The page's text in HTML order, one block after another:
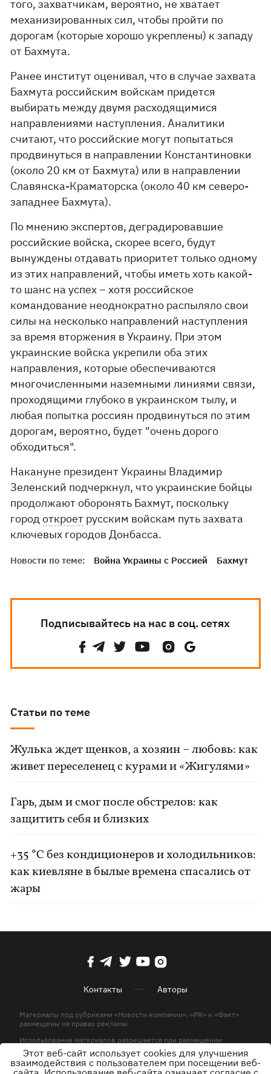
того, захватчикам, вероятно, не хватает
механизированных сил, чтобы пройти по
дорогам (которые хорошо укреплены) к западу
от Бахмута.
Ранее институт оценивал, что в случае захвата
Бахмута российским войскам придется
выбирать между двумя расходящимися
направлениями наступления. Аналитики
считают, что российские могут попытаться
продвинуться в направлении Константиновки
(около 20 км от Бахмута) или в направлении
Славянска-Краматорска (около 40 км северо-
западнее Бахмута).
По мнению экспертов, деградировавшие
российские войска, скорее всего, будут
вынуждены отдавать приоритет только одному
из этих направлений, чтобы иметь хоть какой-
то шанс на успех – хотя российское
командование неоднократно распыляло свои
силы на несколько направлений наступления
за время вторжения в Украину. При этом
украинские войска укрепили оба этих
направления, которые обеспечиваются
многочисленными наземными линиями связи,
проходящими глубоко в украинском тылу, и
любая попытка россиян продвинуться по этим
дорогам, вероятно, будет "очень дорого
обходиться".
Накануне президент Украины Владимир
Зеленский подчеркнул, что украинские бойцы
продолжают оборонять Бахмут, поскольку
городоткроет русским войскам путь захвата
ключевых городов Донбасса.
Новости по теме: Война Украины с Россией Бахмут
Подписывайтесь на нас в соц. сетях
Статьи по теме
Жулька ждет щенков, а хозяин – любовь: как
живет переселенец с курами и «Жигулями»
Гарь, дым и смог после обстрелов: как
защитить себя и близких
+35 °C без кондиционеров и холодильников:
как киевляне в былые времена спасались от
жары
Контакты Авторы
Материалы под рубриками «Новости компании», «PR» и «Факт»
размещены на правах рекламы
Использование материалов разрешается при размещении
активной гиперссылки на KP.UA в первом абзаце.
© ООО «ЮЛАВ МЕДИА»,2026. Все права защищены.
Этот веб-сайт использует cookies для улучшения
взаимодействия с пользователем при посещении веб-